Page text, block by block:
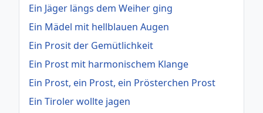
Ein Jäger längs dem Weiher ging
Ein Mädel mit hellblauen Augen
Ein Prosit der Gemütlichkeit
Ein Prost mit harmonischem Klange
Ein Prost, ein Prost, ein Prösterchen Prost
Ein Tiroler wollte jagen